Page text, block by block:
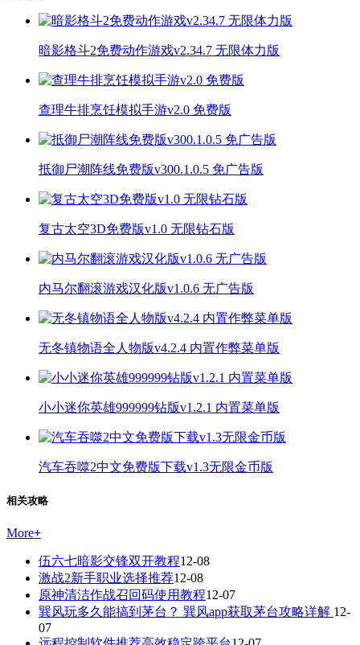
暗影格斗2免费动作游戏v2.34.7 无限体力版
查理牛排烹饪模拟手游v2.0 免费版
抵御尸潮阵线免费版v300.1.0.5 免广告版
复古太空3D免费版v1.0 无限钻石版
内马尔翻滚游戏汉化版v1.0.6 无广告版
无冬镇物语全人物版v4.2.4 内置作弊菜单版
小小迷你英雄999999钻版v1.2.1 内置菜单版
汽车吞噬2中文免费版下载v1.3无限金币版
相关攻略
More+
伍六七暗影交锋双开教程12-08
激战2新手职业选择推荐12-08
原神清洁作战召回码使用教程12-07
巽风玩多久能搞到茅台？ 巽风app获取茅台攻略详解 12-
07